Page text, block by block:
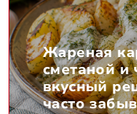
Жареная
сметаной и
вкусный
часто